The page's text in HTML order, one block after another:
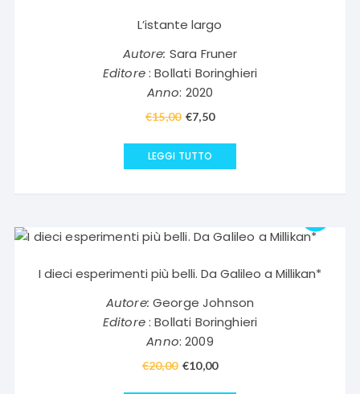
L’istante largo
Autore: Sara Fruner
Editore: Bollati Boringhieri
Anno: 2020
€15,00 Il
originale
€7,50Il
LEGGI TUTTO
I dieci esperimenti più belli. Da Galileo a Millikan*
Autore: George Johnson
Editore: Bollati Boringhieri
Anno: 2009
€20,00 Il
€10,00Il